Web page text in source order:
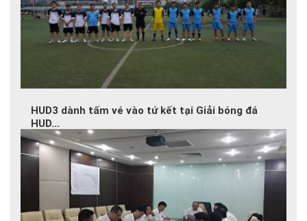
HUD3 dành tấm vé vào tứ kết tại Giải bóng đá
HUD...
2018-10-01
Công đoàn HUD3 đã tham gia thi đấu Giải bóng đá...